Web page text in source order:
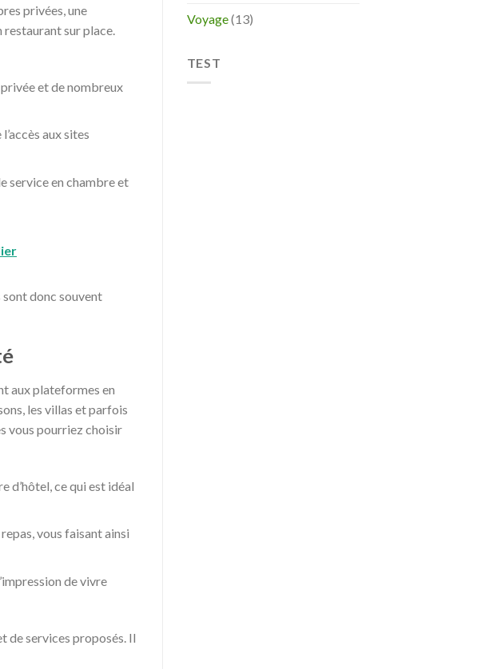
privées, une
sur place.
et de nombreux
aux sites
service en chambre et
sont donc souvent
aux plateformes en
les villas et parfois
vous pourriez choisir
d’hôtel, ce qui est idéal
vous faisant ainsi
de vivre
de services proposés. Il
Voyage(13)
TEST